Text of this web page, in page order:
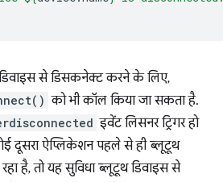
से डिसकनेक्ट करने के लिए,
को भी कॉल किया जा सकता है.
इवेंट लिसनर ट्रिगर हो
दूसरा ऐप्लिकेशन पहले से ही ब्लूटूथ
है, तो यह सुविधा ब्लूटूथ डिवाइस से